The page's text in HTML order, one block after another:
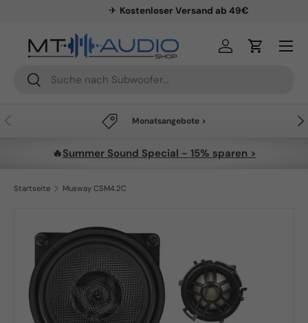
Kostenloser Versand ab 49€
Suchen
Suchen
Einloggen
Menü
Vorherige Monatsangebote >
🔥Summer Sound Special - 15% sparen >
Startseite Musway CSM4.2C
Zu Produktinformationen springen